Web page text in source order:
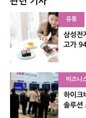
유통
삼성전
고가
비즈니
하이크
솔루션